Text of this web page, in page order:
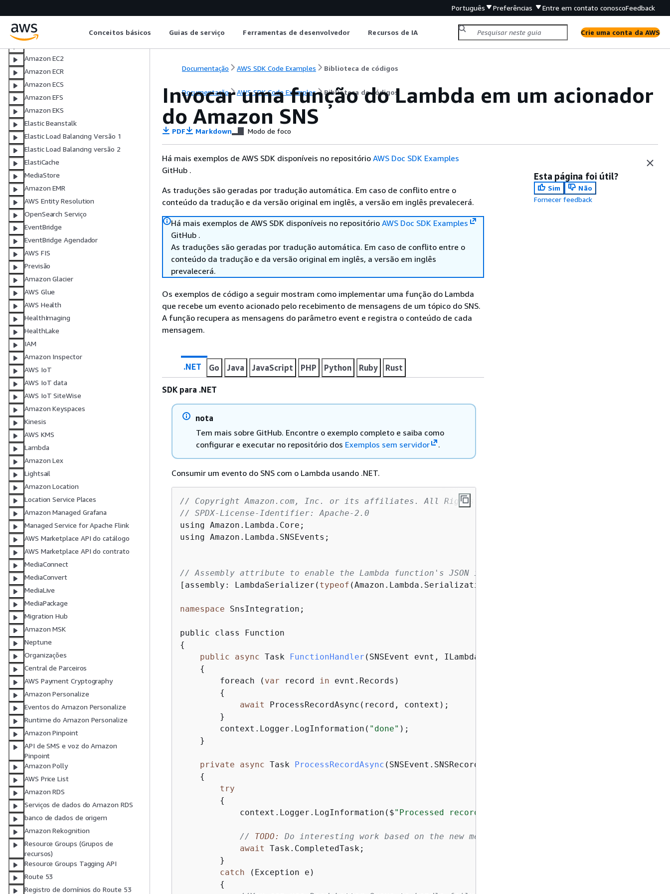
Português Preferências Entre em contato conoscoFeedback
Conceitos básicos Guias de serviço Ferramentas de desenvolvedor Recursos de IA Crie uma conta da AWS
DynamoDB
Amazon EC2
Amazon ECR
Amazon ECS
Amazon EFS
Amazon EKS
Elastic Beanstalk
Elastic Load Balancing Versão 1
Elastic Load Balancing versão 2
ElastiCache
MediaStore
Amazon EMR
AWS Entity Resolution
OpenSearch Serviço
EventBridge
EventBridge Agendador
AWS FIS
Previsão
Amazon Glacier
AWS Glue
AWS Health
HealthImaging
HealthLake
IAM
Amazon Inspector
AWS IoT
AWS IoT data
AWS IoT SiteWise
Amazon Keyspaces
Kinesis
AWS KMS
Lambda
Amazon Lex
Lightsail
Amazon Location
Location Service Places
Amazon Managed Grafana
Managed Service for Apache Flink
AWS Marketplace API do catálogo
AWS Marketplace API do contrato
MediaConnect
MediaConvert
MediaLive
MediaPackage
Migration Hub
Amazon MSK
Neptune
Organizações
Central de Parceiros
AWS Payment Cryptography
Amazon Personalize
Eventos do Amazon Personalize
Runtime do Amazon Personalize
Amazon Pinpoint
API de SMS e voz do Amazon
Pinpoint
Amazon Polly
AWS Price List
Amazon RDS
Serviços de dados do Amazon RDS
banco de dados de origem
Amazon Rekognition
Resource Groups (Grupos de
recursos)
Resource Groups Tagging API
Route 53
Registro de domínios do Route 53
Documentação AWS SDK Code Examples Biblioteca de códigos
Documentação AWS SDK Code Examples Biblioteca de códigos
Invocar uma função do Lambda em um acionador
do Amazon SNS
PDF Markdown Modo de foco
Há mais exemplos de AWS SDK disponíveis no repositório AWS Doc SDK Examples
GitHub .
As traduções são geradas por tradução automática. Em caso de conflito entre o
conteúdo da tradução e da versão original em inglês, a versão em inglês prevalecerá.
Há mais exemplos de AWS SDK disponíveis no repositório AWS Doc SDK Examples
GitHub .
As traduções são geradas por tradução automática. Em caso de conflito entre o
conteúdo da tradução e da versão original em inglês, a versão em inglês
prevalecerá.
Os exemplos de código a seguir mostram como implementar uma função do Lambda
que recebe um evento acionado pelo recebimento de mensagens de um tópico do SNS.
A função recupera as mensagens do parâmetro event e registra o conteúdo de cada
mensagem.
.NET Go Java JavaScript PHP Python Ruby Rust
SDK para .NET
nota
Tem mais sobre GitHub. Encontre o exemplo completo e saiba como
configurar e executar no repositório dos Exemplos sem servidor .
Consumir um evento do SNS com o Lambda usando .NET.
// Copyright Amazon.com, Inc. or its affiliates. All Rights Reserved.
// SPDX-License-Identifier: Apache-2.0
using Amazon.Lambda.Core;
using Amazon.Lambda.SNSEvents;
// Assembly attribute to enable the Lambda function's JSON input to be converted into a .NET
[assembly: LambdaSerializer( typeof
namespace SnsIntegration;
{
public
async Task FunctionHandler ( SNSEvent evnt, ILambdaContext context
{
        foreach (
var record in evnt.Records)
{
await ProcessRecordAsync(record, context);
        }
        context.Logger.LogInformation(
"done" );
    }
private async Task ProcessRecordAsync ( SNSEvent.SNSRecord record, ILambdaContext context
{
try
{
            context.Logger.LogInformation($
"Processed record
// TODO:
Do interesting work based on the new message
await Task.CompletedTask;
        }
catch (Exception e)
{
Esta página foi útil?
Sim
Não
Fornecer feedback